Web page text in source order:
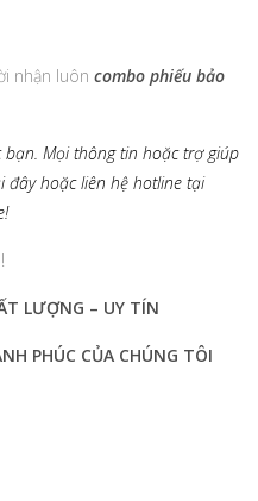
nhận luôn combo phiếu bảo
Mọi thông tin hoặc trợ giúp
hoặc liên hệ hotline tại
LƯỢNG – UY TÍN
PHÚC CỦA CHÚNG TÔI